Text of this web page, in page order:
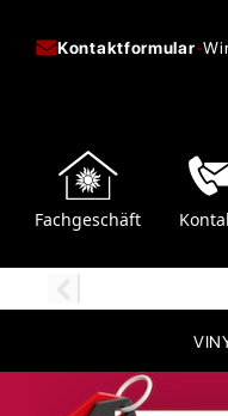
Kontaktformular-
Fachgeschäft